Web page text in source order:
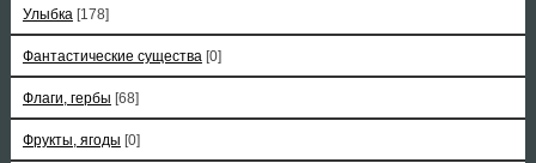
Улыбка [178]
Фантастические существа [0]
Флаги, гербы [68]
Фрукты, ягоды [0]